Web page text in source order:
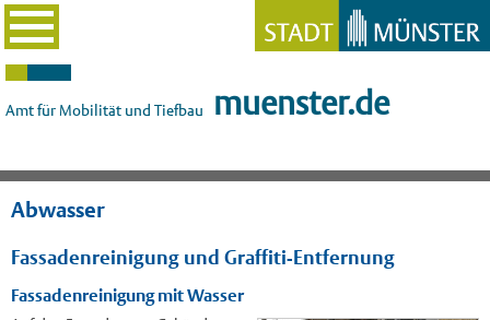
Amt für Mobilität und Tiefbau muenster.de
Abwasser
Fassadenreinigung und Graffiti-Entfernung
Fassadenreinigung mit Wasser